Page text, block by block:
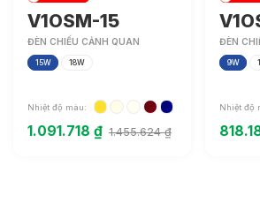
Tuổi thọ: >30000h
Bảo hành:
Chức năng: On/Off
V1OSM-15
ĐÈN CHIẾU CẢNH QUAN
15W 18W
Nhiệt độ màu:
1.091.718 ₫ 1.455.624₫
ĐÈN
9W
Nhiệt độ